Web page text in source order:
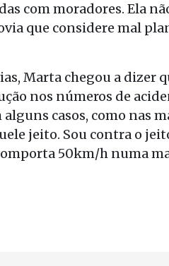
com moradores. Ela
que considere mal
Marta chegou a dizer
nos números de
casos, como nas
jeito. Sou contra o
50km/h numa